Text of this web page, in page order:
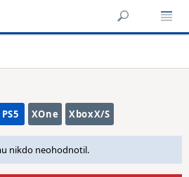
PS5 XOne XboxX/S
nikdo neohodnotil.